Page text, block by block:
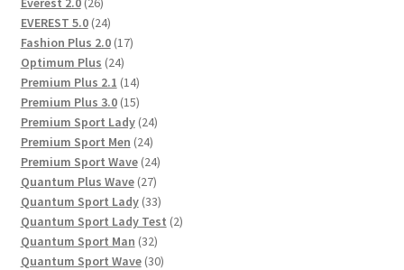
Produkte
EVEREST 5.0 2424
Produkte
Fashion Plus 2.0 1717
Optimum Plus 2424
Produkte
Premium Plus 2.1 1414
Produkte
Premium Plus 3.0 1515
Produkte
Premium Sport Lady 2424
Premium Sport Men 2424
Produkte
Premium Sport Wave 2424
Produkte
Quantum Plus Wave 2727
Produkte
Quantum Sport Lady 3333
Produkte
Quantum Sport Lady Test 22
Quantum Sport Man 3232
Produkte
Quantum Sport Wave 3030